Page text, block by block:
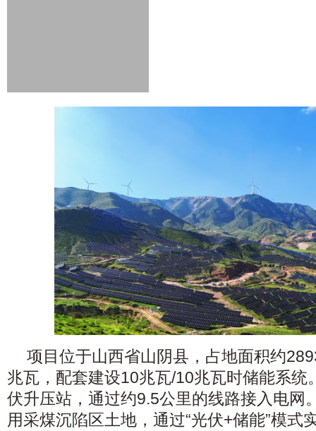
项目位于山西省山阴县，占地面积约
兆瓦，配套建设10兆瓦/10兆瓦时储能系统
伏升压站，通过约9.5公里的线路接入电网
用采煤沉陷区土地，通过“光伏+储能”模式